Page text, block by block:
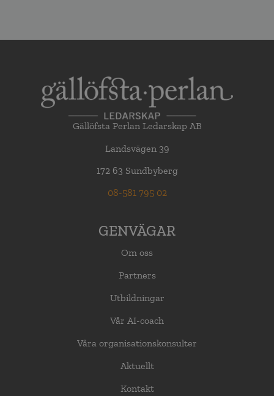
Gällöfsta Perlan Ledarskap AB
Landsvägen 39
172 63 Sundbyberg
08-581 795 02
GENVÄGAR
Om oss
Partners
Utbildningar
Vår AI-coach
Våra organisationskonsulter
Aktuellt
Kontakt